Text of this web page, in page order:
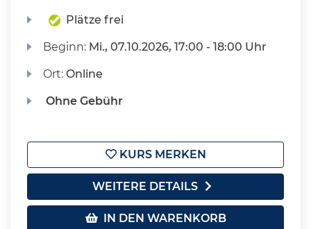
Plätze frei
Beginn: Mi., 07.10.2026, 17:00 - 18:00 Uhr
Ort:Online
Ohne Gebühr
KURS MERKEN
WEITERE DETAILS
IN DEN WARENKORB